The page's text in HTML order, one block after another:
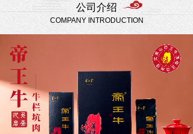
公司介绍
COMPANY INTRODUCTION